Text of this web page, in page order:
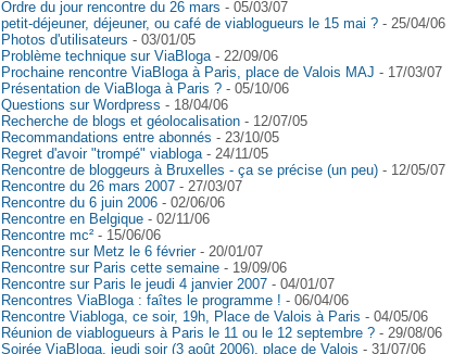
Ordre du jour rencontre du 26 mars - 05/03/07
petit-déjeuner, déjeuner, ou café de viablogueurs le 15 mai ? - 25/04/06
Photos d'utilisateurs - 03/01/05
Problème technique sur ViaBloga- 22/09/06
Prochaine rencontre ViaBloga à Paris, place de Valois MAJ - 17/03/07
Présentation de ViaBloga à Paris ? - 05/10/06
Questions sur Wordpress - 18/04/06
Recherche de blogs et géolocalisation - 12/07/05
Recommandations entre abonnés - 23/10/05
Regret d'avoir "trompé" viabloga- 24/11/05
Rencontre de bloggeurs à Bruxelles - ça se précise (un peu) - 12/05/07
Rencontre du 26 mars 2007 - 27/03/07
Rencontre du 6 juin 2006 - 02/06/06
Rencontre en Belgique - 02/11/06
Rencontre mc² - 15/06/06
Rencontre sur Metz le 6 février- 20/01/07
Rencontre sur Paris cette semaine - 19/09/06
Rencontre sur Paris le jeudi 4 janvier 2007 - 04/01/07
Rencontres ViaBloga : faîtes le programme ! - 06/04/06
Rencontre Viabloga, ce soir, 19h, Place de Valois à Paris - 04/05/06
Réunion de viablogueurs à Paris le 11 ou le 12 septembre ? - 29/08/06
Soirée ViaBloga, jeudi soir (3 août 2006), place de Valois - 31/07/06